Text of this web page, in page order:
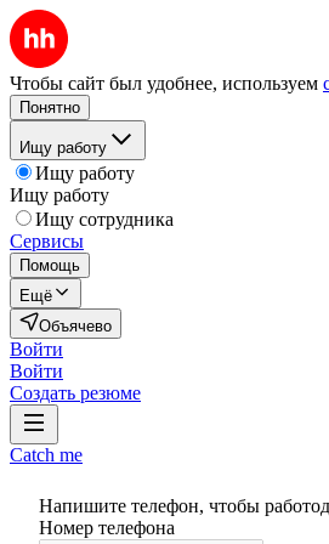
Чтобы сайт был удобнее, используем
Понятно
Ищу работу
Ищу работу
Ищу работу
Ищу сотрудника
Сервисы
Помощь
Ещё
Объячево
Войти
Войти
Создать резюме
Catch me
Напишите телефон, чтобы
Номер телефона